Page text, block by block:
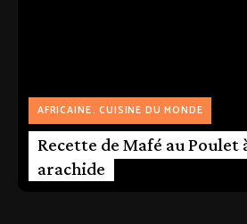
AFRICAINE CUISINE DU MONDE
Recette de Mafé au Poulet
arachide